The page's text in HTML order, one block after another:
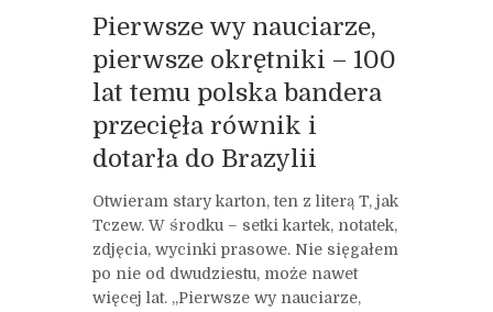
Pierwsze wy nauciarze,
pierwsze okrętniki – 100
lat temu polska bandera
przecięła równik i
dotarła do Brazylii
Otwieram stary karton, ten z literą T, jak
Tczew. W środku – setki kartek, notatek,
zdjęcia, wycinki prasowe. Nie sięgałem
po nie od dwudziestu, może nawet
więcej lat. „Pierwsze wy nauciarze,